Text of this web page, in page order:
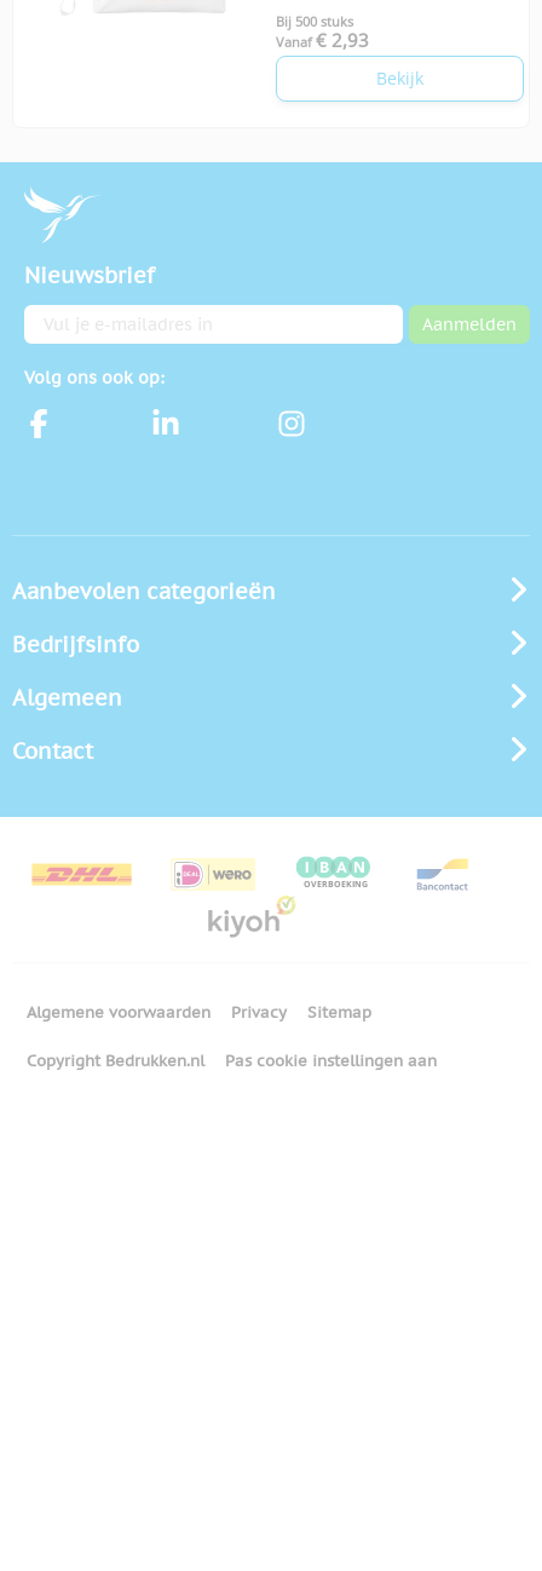
Bij 500 stuks
Vanaf € 2,93
Bekijk
Nieuwsbrief
E-mailadres Aanmelden
Volg ons ook op:
Aanbevolen categorieën
Bedrijfsinfo
Algemeen
Contact
Algemene voorwaarden Privacy Sitemap
Copyright Bedrukken.nl Pas cookie instellingen aan